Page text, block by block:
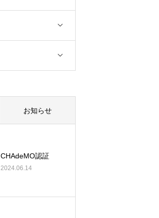
お知らせ
CHAdeMO認証
2024.06.14